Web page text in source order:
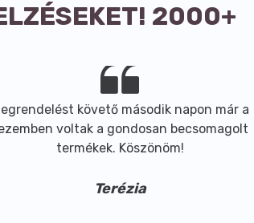
mennyiséget ne lépje túl!
2000+
követő második napon már a
voltak a gondosan becsomagolt
termékek. Köszönöm!
Terézia